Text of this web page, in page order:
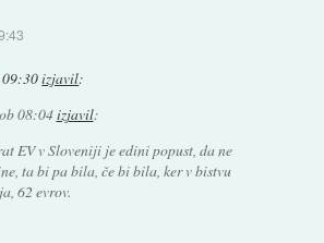
09:30izjavil:
08:04izjavil:
EV v Sloveniji je edini popust, da ne
ta bi pa bila, če bi bila, ker v bistvu
62 evrov.